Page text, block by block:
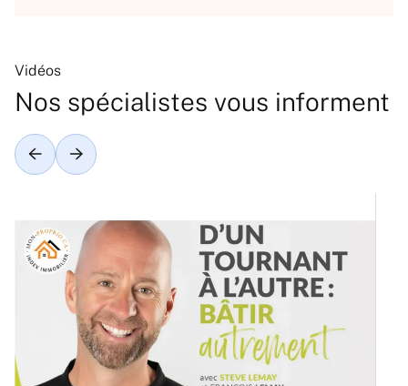
Vidéos
Nos spécialistes vous informent